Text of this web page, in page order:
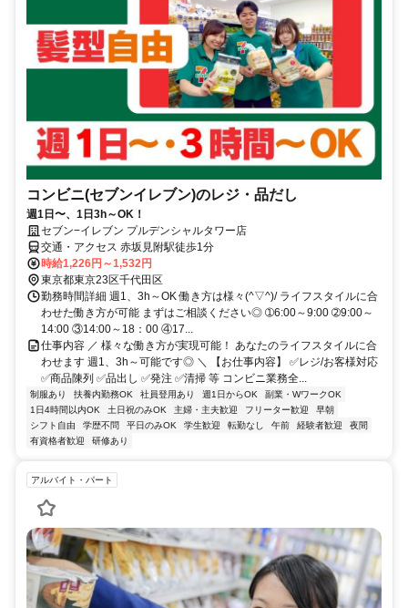
コンビニ(セブンイレブン)のレジ・品だし
週1日〜、1日3h～OK！
セブン−イレブン プルデンシャルタワー店
交通・アクセス 赤坂見附駅徒歩1分
時給1,226円～1,532円
東京都東京23区千代田区
勤務時間詳細 週1、3h～OK 働き方は様々(^▽^)/ ライフスタイルに合
わせた働き方が可能 まずはご相談ください◎ ➀6:00～9:00 ➁9:00～
14:00 ③14:00～18：00 ④17...
仕事内容 ／ 様々な働き方が実現可能！ あなたのライフスタイルに合
わせます 週1、3h～可能です◎ ＼ 【お仕事内容】 ✅レジ/お客様対応
✅商品陳列 ✅品出し ✅発注 ✅清掃 等 コンビニ業務全...
制服あり 扶養内勤務OK 社員登用あり 週1日からOK
副業・WワークOK
1日4時間以内OK
土日祝のみOK 主婦・主夫歓迎 フリーター歓迎
早朝
シフト自由
学歴不問 平日のみOK 学生歓迎 転勤なし 午前 経験者歓迎
夜間
有資格者歓迎
研修あり
アルバイト・パート